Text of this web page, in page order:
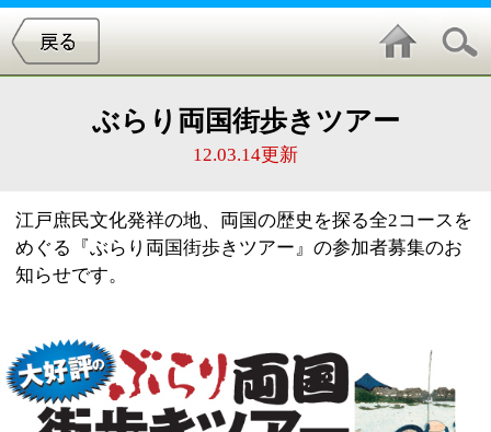
12.03.14更新
江戸庶民文化発祥の地、両国の歴史を探る全2コースを